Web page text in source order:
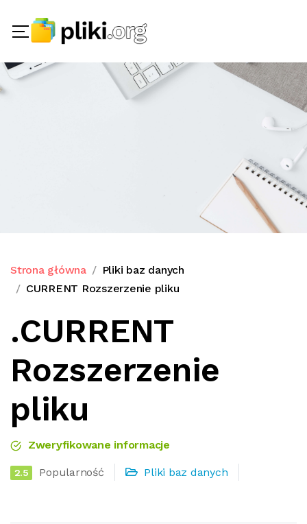
Strona główna
Pliki baz danych
CURRENT Rozszerzenie pliku
.CURRENT
Rozszerzenie
pliku
Zweryfikowane informacje
2.5 Popularność Pliki baz danych